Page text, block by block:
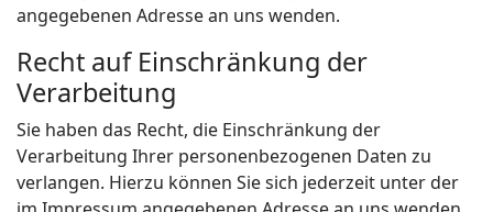
angegebenen Adresse an uns wenden.
Recht auf Einschränkung der
Verarbeitung
Sie haben das Recht, die Einschränkung der
Verarbeitung Ihrer personenbezogenen Daten zu
verlangen. Hierzu können Sie sich jederzeit unter der